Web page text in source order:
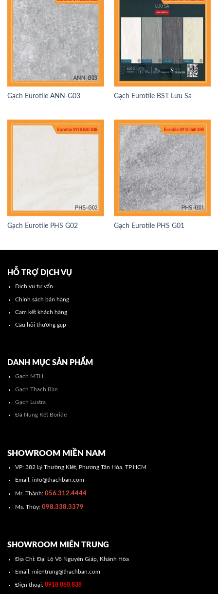
Gạch Eurotile ANN-G03 Gạch Eurotile BST Lưu Sa
Gạch Eurotile PHS G02 Gạch Eurotile PHS G01
HỖ TRỢ DỊCH VỤ
Dịch vụ tư vấn
Chính sách bán hàng
Cam kết khách hàng
Câu hỏi thường gặp
DANH MỤC SẢN PHẨM
Gạch MTH
Gạch Thạch Bàn
Gạch Lustra
Đá Nung Kết Boride
SHOWROOM MIỀN NAM
VP: 382 Lý Thường KIệt, Phương Tân Hòa, TP.HCM
Email: info@thachban.com
Mr. Thành:056.312.4444
Ms. Thùy: 098.338.3379
SHOWROOM MIÊN TRUNG
Địa Chỉ: Đại Lộ Võ Nguyên Giáp, Khánh Hòa
Email: mientrung@thachban.com
Điện thoại: 0918.060.838